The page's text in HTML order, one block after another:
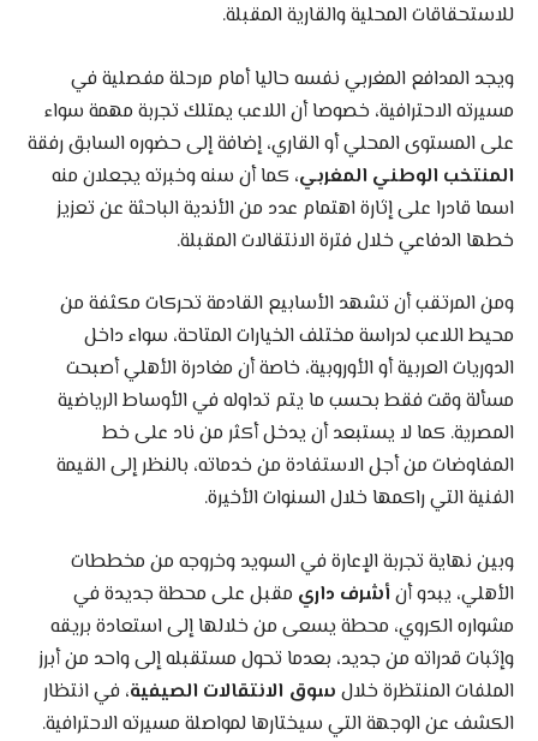
للاستحقاقات المحلية والقارية المقبلة.
ويجد المدافع المغربي نفسه حاليا أمام مرحلة مفصلية في
مسيرته الاحترافية، خصوصا أن اللاعب يمتلك تجربة مهمة سواء
على المستوى المحلي أو القاري، إضافة إلى حضوره السابق رفقة
المنتخب الوطني المغربي،كما أن سنه وخبرته يجعلان منه
اسما قادرا على إثارة اهتمام عدد من الأندية الباحثة عن تعزيز
خطها الدفاعي خلال فترة الانتقالات المقبلة.
ومن المرتقب أن تشهد الأسابيع القادمة تحركات مكثفة من
محيط اللاعب لدراسة مختلف الخيارات المتاحة، سواء داخل
الدوريات العربية أو الأوروبية، خاصة أن مغادرة الأهلي أصبحت
مسألة وقت فقط بحسب ما يتم تداوله في الأوساط الرياضية
المصرية. كما لا يستبعد أن يدخل أكثر من ناد على خط
المفاوضات من أجل الاستفادة من خدماته، بالنظر إلى القيمة
الفنية التي راكمها خلال السنوات الأخيرة.
وبين نهاية تجربة الإعارة في السويد وخروجه من مخططات
الأهلي، يبدو أنأشرف داريمقبل على محطة جديدة في
مشواره الكروي، محطة يسعى من خلالها إلى استعادة بريقه
وإثبات قدراته من جديد، بعدما تحول مستقبله إلى واحد من أبرز
الملفات المنتظرة خلالسوق الانتقالات الصيفية، في انتظار
الكشف عن الوجهة التي سيختارها لمواصلة مسيرته الاحترافية.